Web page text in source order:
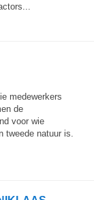
medewerkers
de
voor wie
tweede natuur is.